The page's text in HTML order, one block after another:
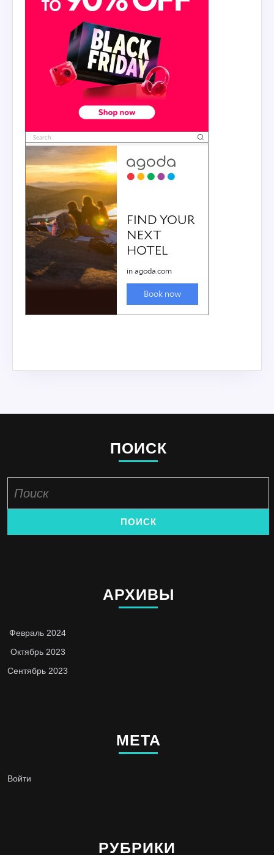
ПОИСК
АРХИВЫ
Февраль 2024
Октябрь 2023
Сентябрь 2023
МЕТА
Войти
РУБРИКИ